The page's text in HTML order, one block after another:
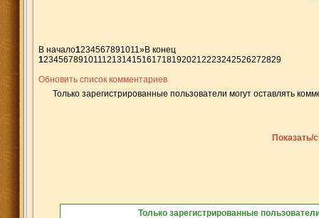
В начало1234567891011»В конец
1234567891011121314151617181920212223242526272829
Обновить список комментариев
Только зарегистрированные пользователи могут оставлять
Показать/
Только зарегистрированные